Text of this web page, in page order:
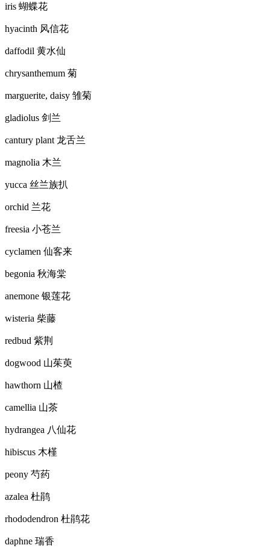
iris 蝴蝶花
hyacinth 风信花
daffodil 黄水仙
chrysanthemum 菊
marguerite, daisy 雏菊
gladiolus 剑兰
cantury plant 龙舌兰
magnolia 木兰
yucca 丝兰族扒
orchid 兰花
freesia 小苍兰
cyclamen 仙客来
begonia 秋海棠
anemone 银莲花
wisteria 柴藤
redbud 紫荆
dogwood 山茱萸
hawthorn 山楂
camellia 山茶
hydrangea 八仙花
hibiscus 木槿
peony 芍药
azalea 杜鹃
rhododendron 杜鹃花
daphne 瑞香